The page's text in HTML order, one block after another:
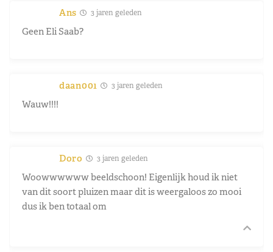
Ans 3 jaren geleden
Geen Eli Saab?
daan001 3 jaren geleden
Wauw!!!!
Doro 3 jaren geleden
Woowwwwww beeldschoon! Eigenlijk houd ik niet
van dit soort pluizen maar dit is weergaloos zo mooi
dus ik ben totaal om